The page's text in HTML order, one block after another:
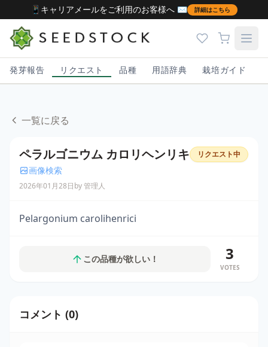
📱キャリアメールをご利用のお客様へ ✉️ 詳細はこちら
発芽報告 リクエスト 品種 用語辞典 栽培ガイド
一覧に戻る
ペラルゴニウム カロリヘンリキ リクエスト中
画像検索
2026年01月28日by 管理人
Pelargonium carolihenrici
この品種が欲しい！ 3
VOTES
コメント (0)